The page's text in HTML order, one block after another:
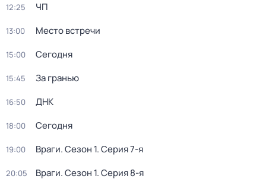
12:25 ЧП
13:00 Место встречи
15:00 Сегодня
15:45 За гранью
16:50 ДНК
18:00 Сегодня
19:00 Враги. Сезон 1. Серия 7-я
20:05 Враги. Сезон 1. Серия 8-я